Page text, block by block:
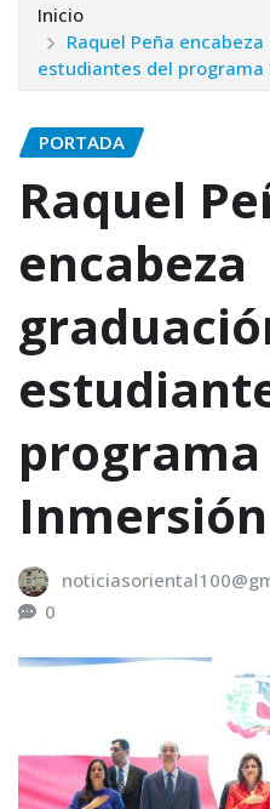
Inicio
Raquel Peña
estudiantes del programa
PORTADA
Raquel
encabeza
Inmersión
0